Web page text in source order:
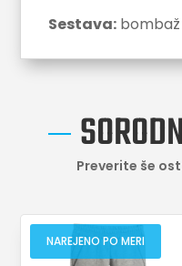
Sestava:
Preverite še
NAREJENO PO MERI